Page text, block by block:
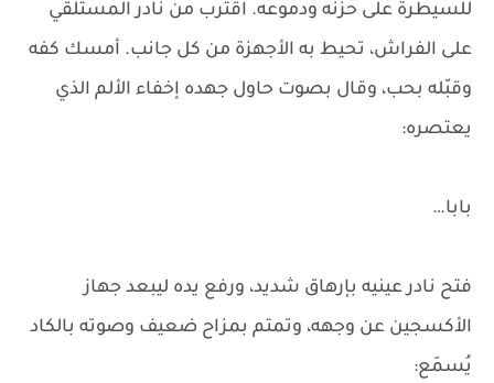
للسيطرة على حزنه ودموعه. اقترب من نادر المستلقي
على الفراش، تحيط به الأجهزة من كل جانب. أمسك كفه
وقبّله بحب، وقال بصوت حاول جهده إخفاء الألم الذي
يعتصره:
بابا…
فتح نادر عينيه بإرهاق شديد، ورفع يده ليبعد جهاز
الأكسجين عن وجهه، وتمتم بمزاح ضعيف وصوته بالكاد
يُسمَع: